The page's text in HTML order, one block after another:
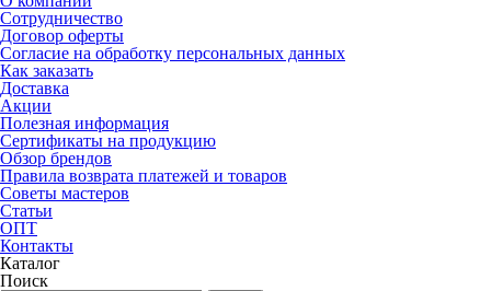
Сотрудничество
Договор оферты
Согласие на обработку персональных данных
Как заказать
Доставка
Акции
Полезная информация
Сертификаты на продукцию
Обзор брендов
Правила возврата платежей и товаров
Советы мастеров
Статьи
ОПТ
Контакты
Каталог
Поиск